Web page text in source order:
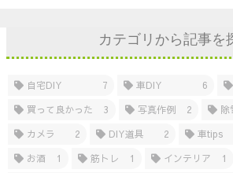
カテゴリから記事を
自宅DIY 7 車DIY 6
買って良かった
3 写真作例 2 除
カメラ
2 DIY道具 2 車tips
お酒
1 筋トレ 1 インテリア 1